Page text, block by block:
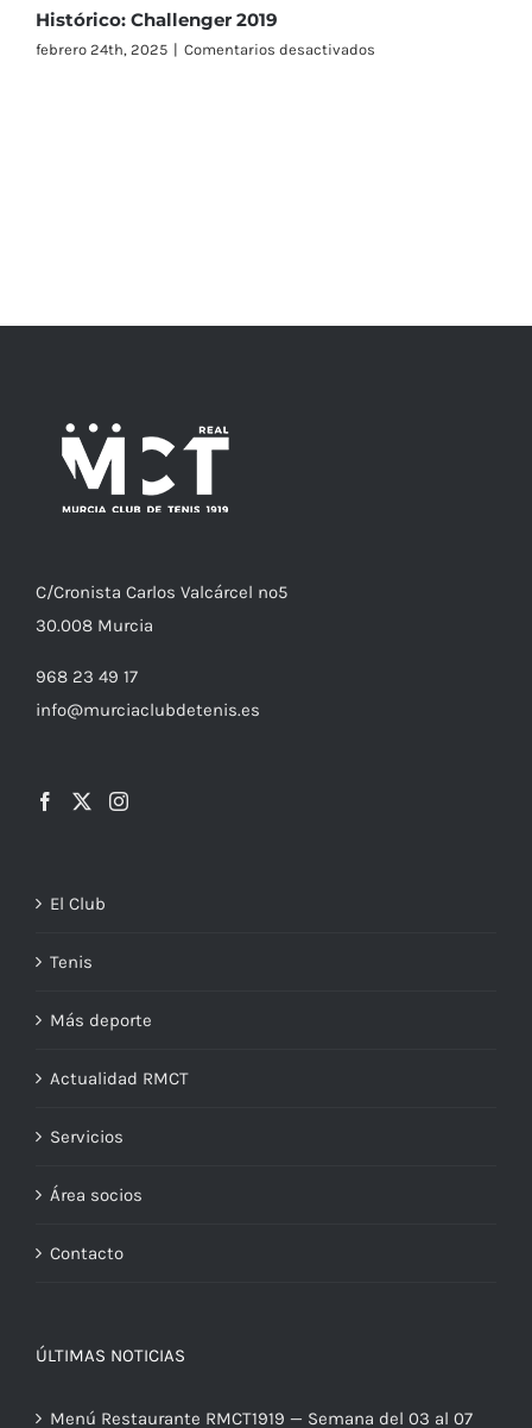
Histórico: Challenger 2019
febrero 24th, 2025 | Comentarios desactivados
C/Cronista Carlos Valcárcel nº5
30.008 Murcia
968 23 49 17
info@murciaclubdetenis.es
El Club
Tenis
Más deporte
Actualidad RMCT
Servicios
Área socios
Contacto
ÚLTIMAS NOTICIAS
Menú Restaurante RMCT1919 — Semana del 03 al 07